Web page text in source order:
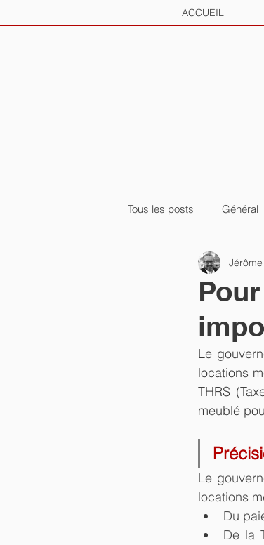
ACCUEIL
Tous les posts Général
Jérôme
Le
locations
THRS
meublé
Le
locations
Du
De la